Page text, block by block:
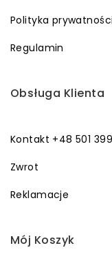
Polityka prywatności
Regulamin
Obsługa Klienta
Kontakt +48 501
Zwrot
Reklamacje
Mój Koszyk